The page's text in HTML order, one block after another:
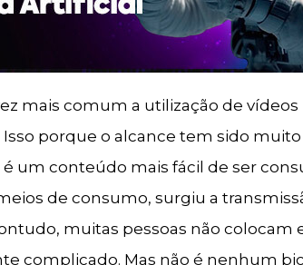
mais comum a utilização de vídeos
porque o alcance tem sido
um conteúdo mais fácil de ser
de consumo, surgiu a
muitas pessoas não colocam
complicado. Mas não é nenhum